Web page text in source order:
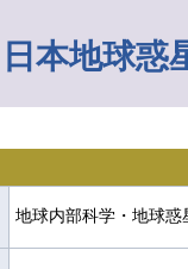
日本地球惑
地球内部科学・地球